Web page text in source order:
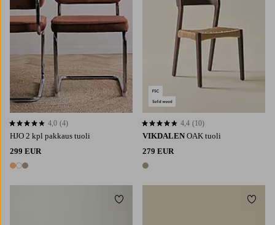
HJO 2 kpl pakkaus tuoli
299 EUR
3 värejä
4,0 perustuen 4 arvosanaan
4,0 (4)
VIKDALEN OAK tuoli
279 EUR
1 väri
4,4 perustuen 10 arvosanaan
4,4 (10)
Lisää suosikkeihin Lisää